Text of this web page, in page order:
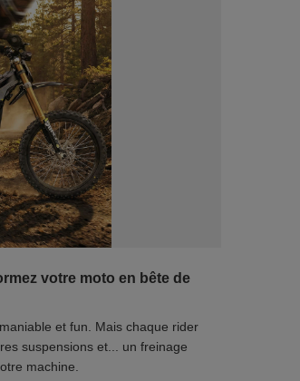
votre moto en bête de
et fun. Mais chaque rider
suspensions et... un freinage
machine.